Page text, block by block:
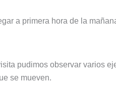
a primera hora de la
pudimos observar varios
se mueven.